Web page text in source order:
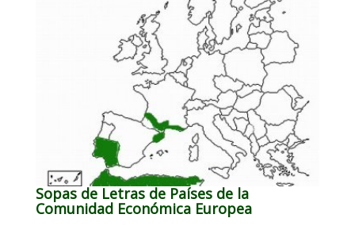
Sopas de Letras de Países de la
Comunidad Económica Europea